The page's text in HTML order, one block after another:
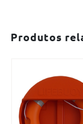
Boia
Salva-
Produtos